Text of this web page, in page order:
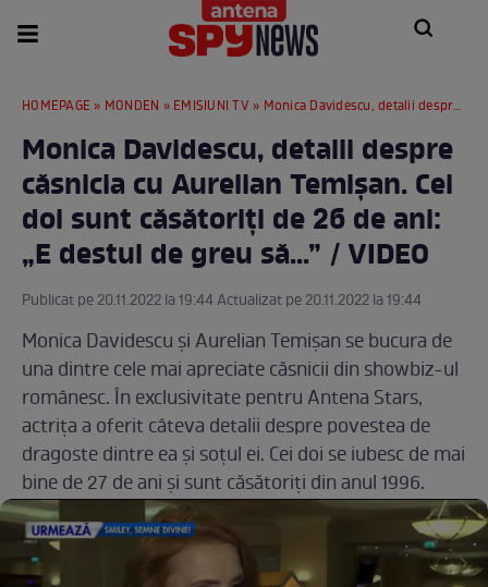
HOMEPAGE » MONDEN » EMISIUNI TV » Monica Davidescu, detalii despre căsnicia cu Aurelian Temișan. Cei doi sunt căsătoriți de 26 de ani: „E destul de greu să...” / VIDEO
Monica Davidescu, detalii despre
căsnicia cu Aurelian Temișan. Cei
doi sunt căsătoriți de 26 de ani:
„E destul de greu să...” / VIDEO
Publicat pe 20.11.2022 la 19:44 Actualizat pe 20.11.2022 la 19:44
Monica Davidescu și Aurelian Temișan se bucura de
una dintre cele mai apreciate căsnicii din showbiz-ul
românesc. În exclusivitate pentru Antena Stars,
actrița a oferit câteva detalii despre povestea de
dragoste dintre ea și soțul ei. Cei doi se iubesc de mai
bine de 27 de ani și sunt căsătoriți din anul 1996.